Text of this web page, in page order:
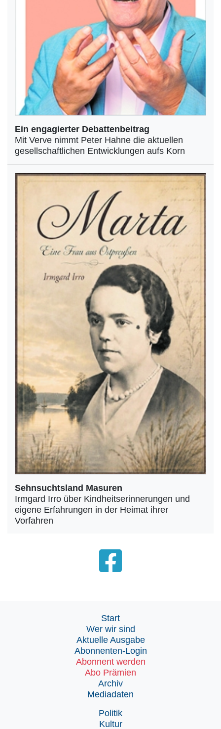
Ein engagierter Debattenbeitrag
Mit Verve nimmt Peter Hahne die aktuellen
gesellschaftlichen Entwicklungen aufs Korn
Sehnsuchtsland Masuren
Irmgard Irro über Kindheitserinnerungen und
eigene Erfahrungen in der Heimat ihrer
Vorfahren
Start
Wer wir sind
Aktuelle Ausgabe
Abonnenten-Login
Abonnent werden
Abo Prämien
Archiv
Mediadaten
Politik
Kultur